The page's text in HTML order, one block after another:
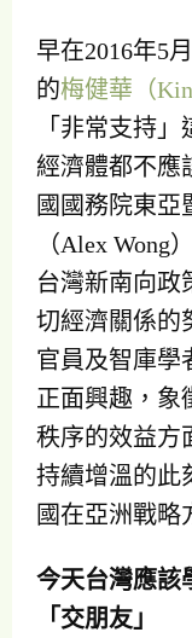
早在2016年5
的梅健華（
「非常支持
經濟體都不應
國國務院東
（Alex Wong
台灣新南向政
切經濟關係的
官員及智庫學
正面興趣，象
秩序的效益方
持續增溫的此
國在亞洲戰略
今天台灣應該
「交朋友」